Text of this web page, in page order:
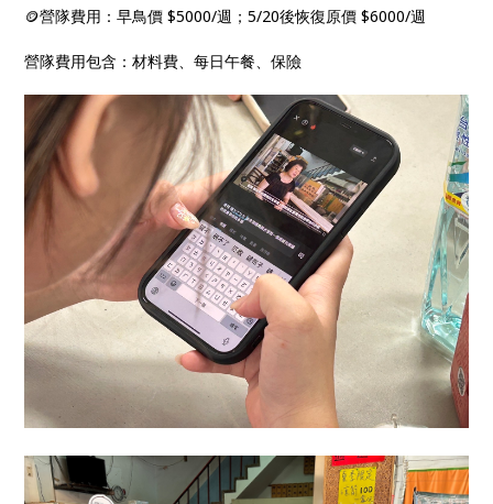
🪙營隊費用：早鳥價 $5000/週；5/20後恢復原價 $6000/週
營隊費用包含：材料費、每日午餐、保險